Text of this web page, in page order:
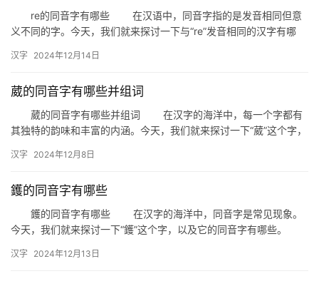
re的同音字有哪些 在汉语中，同音字指的是发音相同但意
义不同的字。今天，我们就来探讨一下与“re”发音相同的汉字有哪
汉字 2024年12月14日
葳的同音字有哪些并组词
葳的同音字有哪些并组词 在汉字的海洋中，每一个字都有
其独特的韵味和丰富的内涵。今天，我们就来探讨一下“葳”这个字，
汉字 2024年12月8日
鑊的同音字有哪些
鑊的同音字有哪些 在汉字的海洋中，同音字是常见现象。
今天，我们就来探讨一下“鑊”这个字，以及它的同音字有哪些。
不…
汉字 2024年12月13日